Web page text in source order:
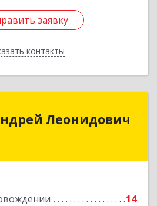
заявку
контакты
заявку
Назад
Леонидович
14
Леонидович
обл, Алексеевский р-н,